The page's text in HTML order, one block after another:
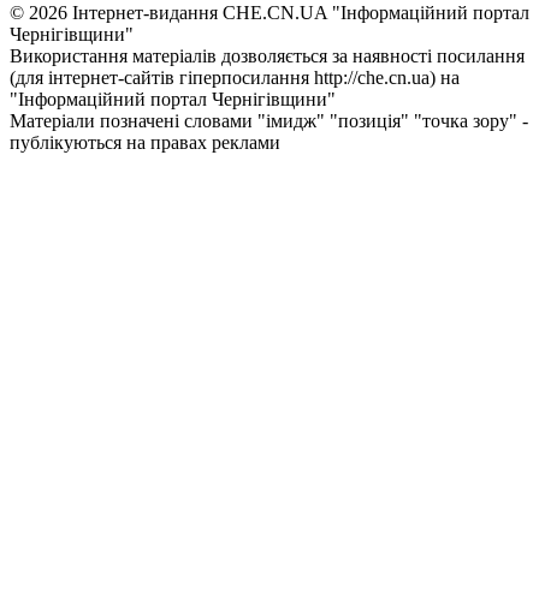
© 2026 Інтернет-видання CHE.CN.UA "Інформаційний портал
Чернiгiвщини"
Використання матеріалів дозволяється за наявності посилання
(для інтернет-сайтів гіперпосилання http://che.cn.ua) на
"Інформаційний портал Чернiгiвщини"
Матеріали позначені словами "імидж" "позиція" "точка зору" -
публікуються на правах реклами